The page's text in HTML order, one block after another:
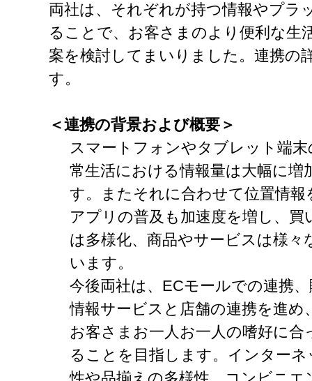
両社は、それぞれが持つ情報やプラ
ることで、お客さまのより便利な生
案を検討してまいりました。連携の
す。
＜連携の背景および概要＞
スマートフォンやタブレット端
常生活における情報量は大幅に増
す。またそれに合わせて位置情
アプリの普及も加速度を増し、買
は多様化、商品やサービスは様
います。
今後両社は、ECモールでの連携
情報サービスと店舗の連携を進め
お客さまお一人お一人の嗜好に
ることを目指します。インター